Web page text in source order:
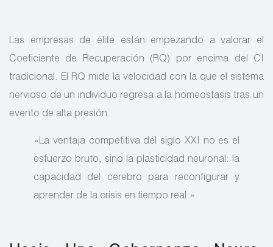
Las empresas de élite están empezando a valorar el
Coeficiente de Recuperación (RQ) por encima del CI
tradicional. El RQ mide la velocidad con la que el sistema
nervioso de un individuo regresa a la homeostasis tras un
evento de alta presión.
«La ventaja competitiva del siglo XXI no es el
esfuerzo bruto, sino la plasticidad neuronal: la
capacidad del cerebro para reconfigurar y
aprender de la crisis en tiempo real.»